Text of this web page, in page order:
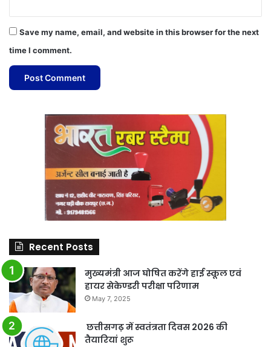
Save my name, email, and website in this browser for the next
time I comment.
Recent Posts
मुख्यमंत्री आज घोषित करेंगे हाई स्कूल एवं
हायर सेकेण्डरी परीक्षा परिणाम
May 7, 2025
छत्तीसगढ़ में स्वतंत्रता दिवस 2026 की
तैयारियां शुरू